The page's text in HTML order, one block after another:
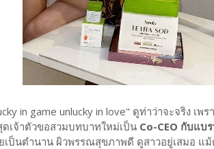
in game unlucky in love" ดูท่าว่าจะจริง เ
ดเจ้าตัวขอสวมบทบาทใหม่เป็น Co-CEO กับแบ
เป็นตำนาน ผิวพรรณสุขภาพดี ดูสาวอยู่เสมอ แ